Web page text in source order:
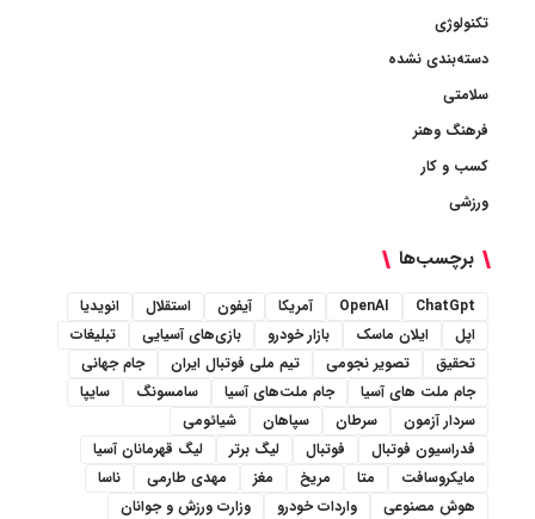
تکنولوژی
دسته‌بندی نشده
سلامتی
فرهنگ وهنر
کسب و کار
ورزشی
برچسب‌ها
ChatGpt
OpenAI آمریکا آیفون استقلال
انویدیا
اپل
ایلان ماسک بازار خودرو بازی‌های آسیایی
تبلیغات
تحقیق
تصویر نجومی تیم ملی فوتبال ایران
جام جهانی
جام ملت های آسیا
جام ملت‌های آسیا سامسونگ
سایپا
سردار آزمون
سرطان سپاهان
شیائومی
فدراسیون فوتبال
فوتبال لیگ برتر
لیگ قهرمانان آسیا
مایکروسافت
متا مریخ مغز مهدی طارمی
ناسا
هوش مصنوعی
واردات خودرو
وزارت ورزش و جوانان